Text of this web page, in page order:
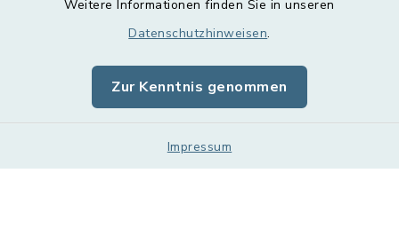
Weitere Informationen finden Sie in unseren
Datenschutzhinweisen.
Zur Kenntnis genommen
Impressum
Barrierefreiheit
Impressum
Sitemap